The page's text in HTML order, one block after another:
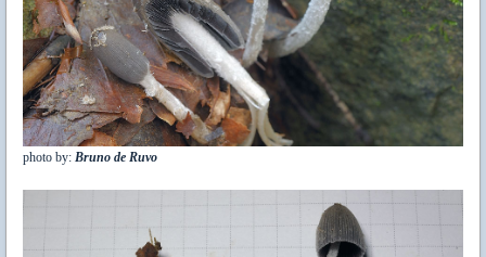
photo by: Bruno de Ruvo